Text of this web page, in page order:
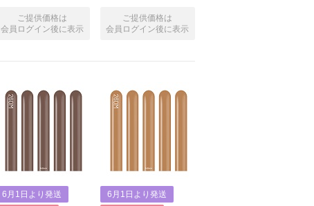
ご提供価格は
会員ログイン後に表示
ご提供価格は
会員ログイン後に表示
6月1日より発送
6月1日より発送